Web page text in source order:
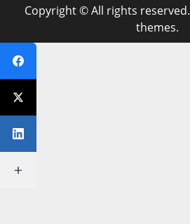
Copyright © All rights reserved.
themes.